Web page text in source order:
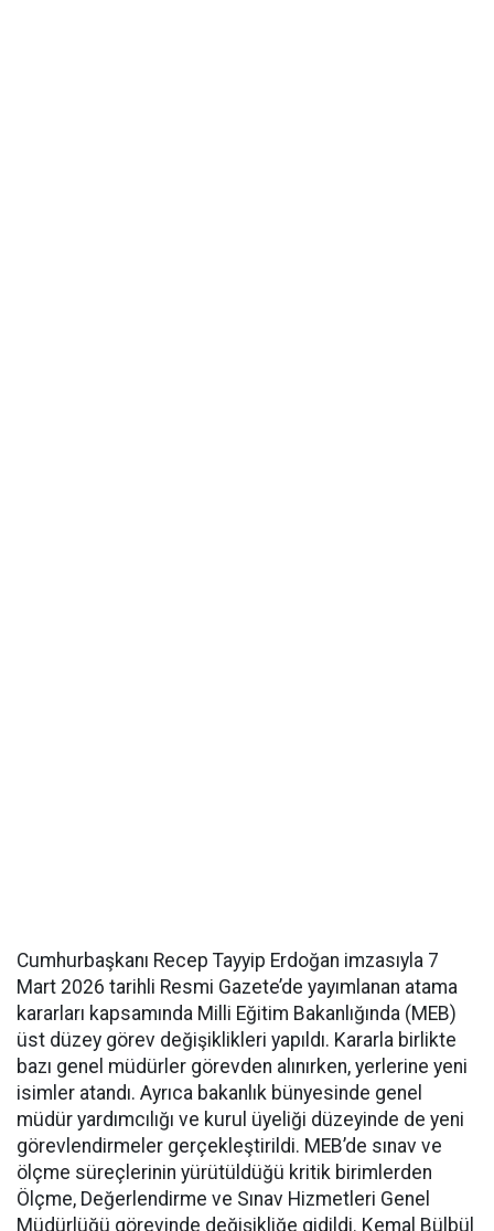
Cumhurbaşkanı Recep Tayyip Erdoğan imzasıyla 7
Mart 2026 tarihli Resmi Gazete’de yayımlanan atama
kararları kapsamında Milli Eğitim Bakanlığında (MEB)
üst düzey görev değişiklikleri yapıldı. Kararla birlikte
bazı genel müdürler görevden alınırken, yerlerine yeni
isimler atandı. Ayrıca bakanlık bünyesinde genel
müdür yardımcılığı ve kurul üyeliği düzeyinde de yeni
görevlendirmeler gerçekleştirildi. MEB’de sınav ve
ölçme süreçlerinin yürütüldüğü kritik birimlerden
Ölçme, Değerlendirme ve Sınav Hizmetleri Genel
Müdürlüğü görevinde değişikliğe gidildi. Kemal Bülbül